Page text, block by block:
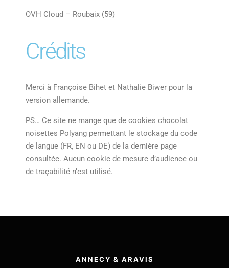
OVH Cloud – Roubaix (59)
Crédits
Merci à Françoise Bihet et Nathalie Biwer pour la
version allemande.
PS… Ce site ne mange que de cookies chocolat
noisettes Polyang permettant le stockage du code
de langue (FR, EN ou DE) de la dernière page
consultée. Aucun cookie de mesure d’audience ou
de traçabilité n’est utilisé.
ANNECY & ARAVIS